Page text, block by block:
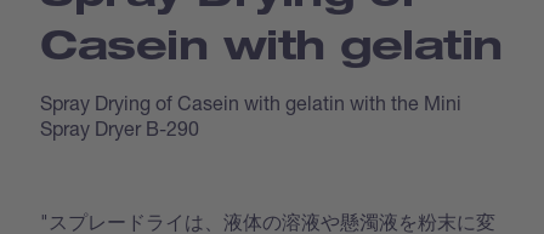
Casein with gelatin
Spray Drying of Casein with gelatin with the Mini
Spray Dryer B-290
"スプレードライは、液体の溶液や懸濁液を粉末に変